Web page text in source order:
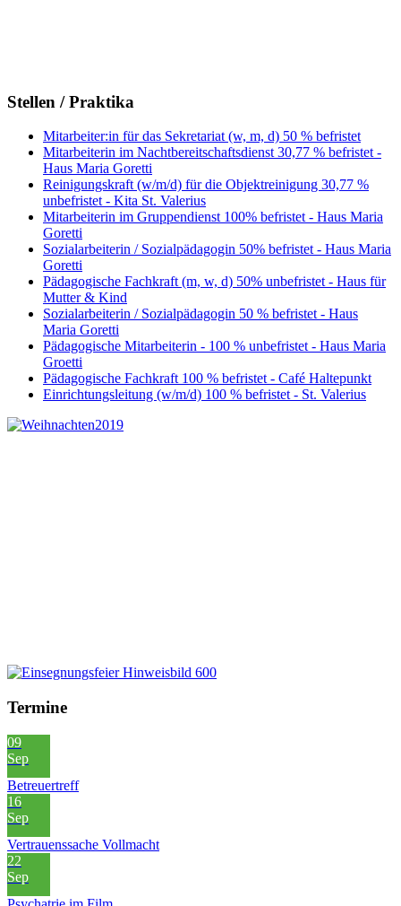
Stellen / Praktika
Mitarbeiter:in für das Sekretariat (w, m, d) 50 % befristet
Mitarbeiterin im Nachtbereitschaftsdienst 30,77 % befristet -
Haus Maria Goretti
Reinigungskraft (w/m/d) für die Objektreinigung 30,77 %
unbefristet - Kita St. Valerius
Mitarbeiterin im Gruppendienst 100% befristet - Haus Maria
Goretti
Sozialarbeiterin / Sozialpädagogin 50% befristet - Haus Maria
Goretti
Pädagogische Fachkraft (m, w, d) 50% unbefristet - Haus für
Mutter & Kind
Sozialarbeiterin / Sozialpädagogin 50 % befristet - Haus
Maria Goretti
Pädagogische Mitarbeiterin - 100 % unbefristet - Haus Maria
Groetti
Pädagogische Fachkraft 100 % befristet - Café Haltepunkt
Einrichtungsleitung (w/m/d) 100 % befristet - St. Valerius
Termine
09
Sep
Betreuertreff
16
Sep
Vertrauenssache Vollmacht
22
Sep